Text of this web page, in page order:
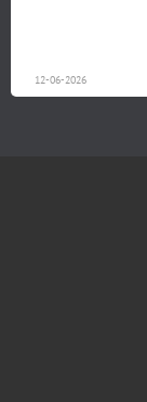
12-06-2026